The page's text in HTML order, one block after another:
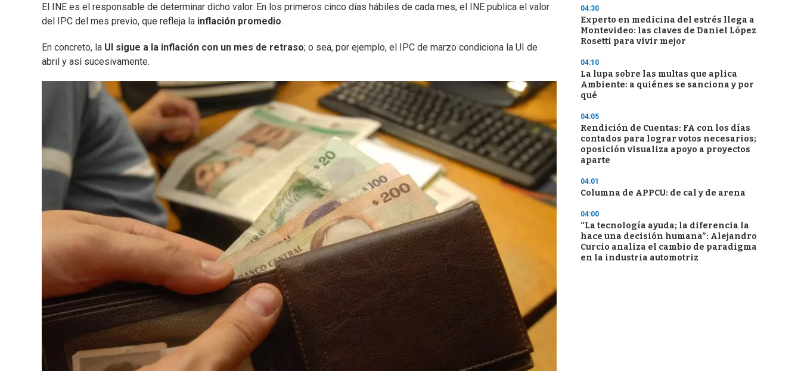
El INE es el responsable de determinar dicho valor. En los primeros cinco días hábiles de cada mes, el INE publica el valor
del IPC del mes previo, que refleja la inflación promedio.
En concreto, la UI sigue a la inflación con un mes de retraso; o sea, por ejemplo, el IPC de marzo condiciona la UI de
abril y así sucesivamente.
04:30
Experto en medicina del estrés llega a
Montevideo: las claves de Daniel López
Rosetti para vivir mejor
04:10
La lupa sobre las multas que aplica
Ambiente: a quiénes se sanciona y por
qué
04:05
Rendición de Cuentas: FA con los días
contados para lograr votos necesarios;
oposición visualiza apoyo a proyectos
aparte
04:01
Columna de APPCU: de cal y de arena
04:00
“La tecnología ayuda; la diferencia la
hace una decisión humana”: Alejandro
Curcio analiza el cambio de paradigma
en la industria automotriz